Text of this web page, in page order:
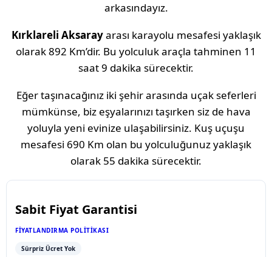
arkasındayız.
Kırklareli Aksarayarası karayolu mesafesi yaklaşık
olarak892 Km’dir. Bu yolculuk araçla tahminen 11
saat 9 dakika sürecektir.
Eğer taşınacağınız iki şehir arasında uçak seferleri
mümkünse, biz eşyalarınızı taşırken siz de hava
yoluyla yeni evinize ulaşabilirsiniz. Kuş uçuşu
mesafesi 690 Km olan bu yolculuğunuz yaklaşık
olarak 55 dakika sürecektir.
Sabit Fiyat Garantisi
FIYATLANDIRMA POLITIKASI
Sürpriz Ücret Yok